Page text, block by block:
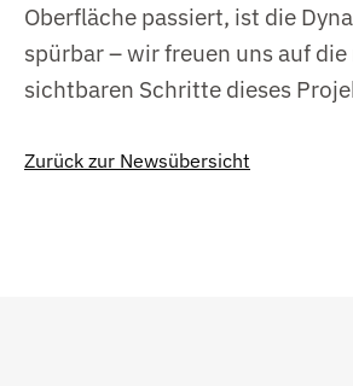
Oberfläche passiert, ist die
spürbar – wir freuen uns auf
sichtbaren Schritte dieses
Zurück zur Newsübersicht